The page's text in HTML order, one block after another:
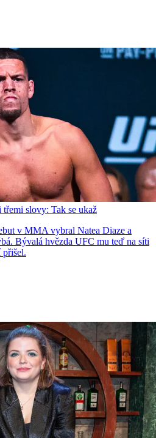
slovy: Tak se ukaž
v MMA vybral Natea Diaze a
Bývalá hvězda UFC mu teď na síti
přišel.